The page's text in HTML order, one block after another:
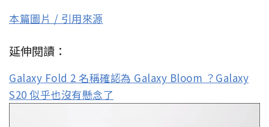
本篇圖片 / 引用來源
延伸閱讀：
Galaxy Fold 2 名稱確認為 Galaxy Bloom ？Galaxy
S20 似乎也沒有懸念了